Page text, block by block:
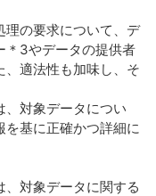
の要求について、デ
＊3やデータの提供者
、適法性も加味し、そ
対象データについ
基に正確かつ詳細に
対象データに関する